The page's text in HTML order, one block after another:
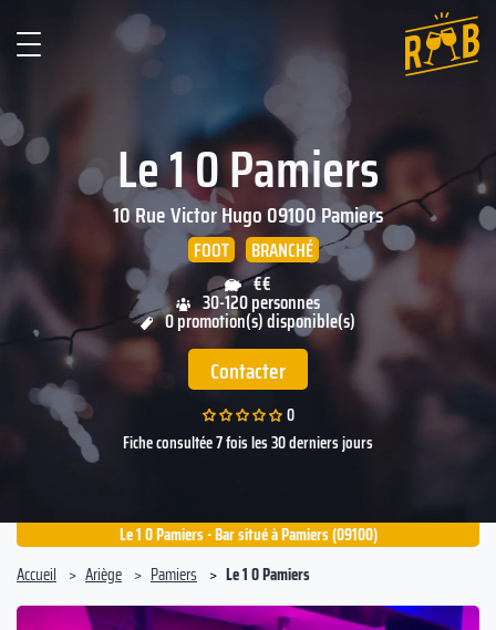
Le 1 0 Pamiers
10 Rue Victor Hugo09100Pamiers
FOOT
BRANCHÉ
€€
30-120 personnes
0 promotion(s) disponible(s)
Contacter
0
Fiche consultée 7 fois les 30 derniers jours
Le 1 0 Pamiers - Bar situé à Pamiers (09100)
Accueil
Ariège Pamiers Le 1 0 Pamiers